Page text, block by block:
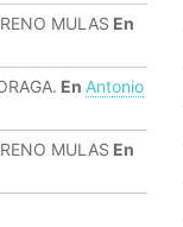
MULAS En
En Antonio
MULAS En